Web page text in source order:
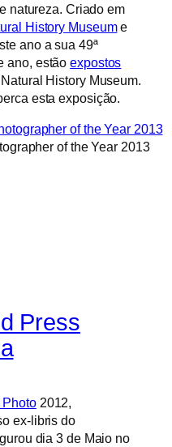
natureza. Criado em
History Museume
ano a sua 49ª
ano, estãoexpostos
History Museum.
esta exposição.
of the Year 2013
Press
Photo2012,
ex-libris do
dia 3 de Maio no